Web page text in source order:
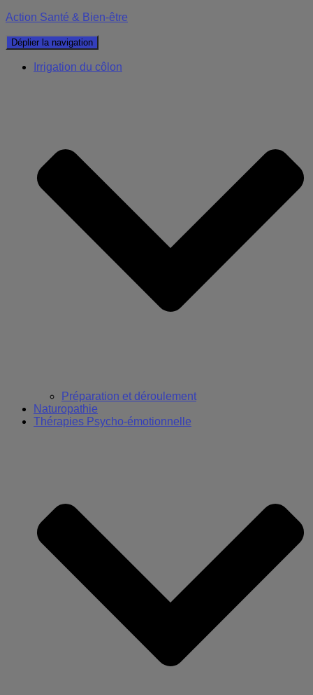
Action Santé & Bien-être
Déplier la navigation
Irrigation du côlon
Préparation et déroulement
Naturopathie
Thérapies Psycho-émotionnelle